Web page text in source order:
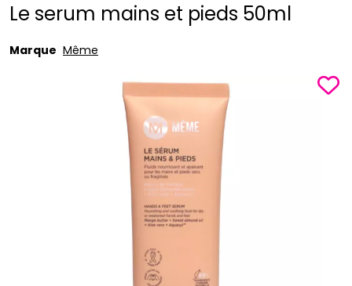
Le serum mains et pieds 50ml
Marque Même